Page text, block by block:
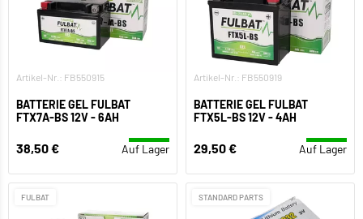
Artikel-Nr.: FB550915
BATTERIE GEL FULBAT
FTX7A-BS 12V - 6AH
38,50 € Auf Lager
Artikel-Nr.: FB550919
BATTERIE GEL FULBAT
FTX5L-BS 12V - 4AH
29,50 € Auf Lager
FULBAT STANDARD PARTS